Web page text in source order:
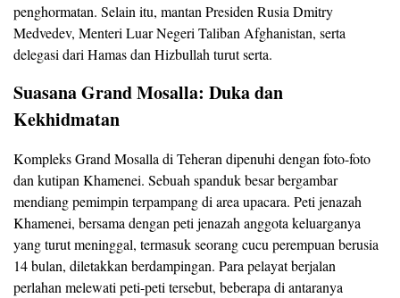
penghormatan. Selain itu, mantan Presiden Rusia Dmitry
Medvedev, Menteri Luar Negeri Taliban Afghanistan, serta
delegasi dari Hamas dan Hizbullah turut serta.
Suasana Grand Mosalla: Duka dan
Kekhidmatan
Kompleks Grand Mosalla di Teheran dipenuhi dengan foto-foto
dan kutipan Khamenei. Sebuah spanduk besar bergambar
mendiang pemimpin terpampang di area upacara. Peti jenazah
Khamenei, bersama dengan peti jenazah anggota keluarganya
yang turut meninggal, termasuk seorang cucu perempuan berusia
14 bulan, diletakkan berdampingan. Para pelayat berjalan
perlahan melewati peti-peti tersebut, beberapa di antaranya